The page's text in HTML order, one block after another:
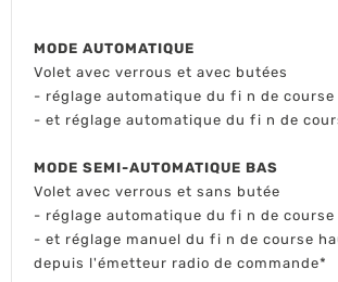
MODE AUTOMATIQUE
Volet avec verrous et avec butées
- réglage automatique du fi n de course
- et réglage automatique du fi n de
MODE SEMI-AUTOMATIQUE BAS
Volet avec verrous et sans butée
- réglage automatique du fi n de course
- et réglage manuel du fi n de course
depuis l'émetteur radio de commande*